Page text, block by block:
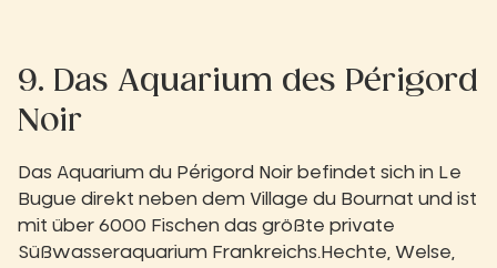
9. Das Aquarium des Périgord
Noir
Das Aquarium du Périgord Noir befindet sich in Le
Bugue direkt neben dem Village du Bournat und ist
mit über 6000 Fischen das größte private
Süßwasseraquarium Frankreichs.Hechte, Welse,